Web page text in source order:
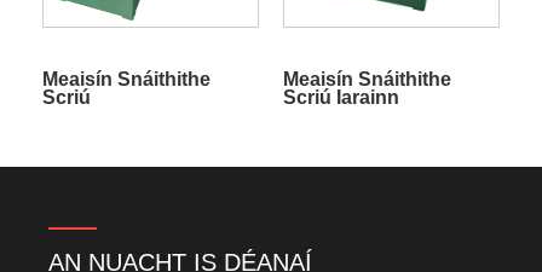
Meaisín Snáithithe
Scriú
Meaisín Snáithithe
Scriú Iarainn
AN NUACHT IS DÉANAÍ